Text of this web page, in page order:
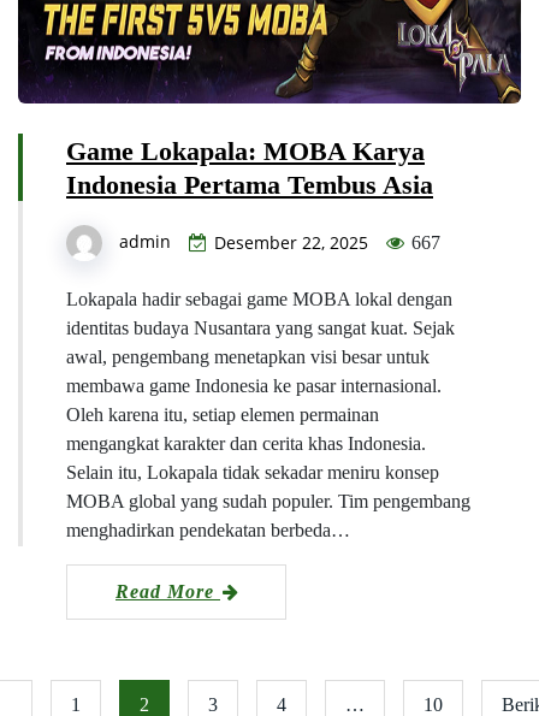
Game Lokapala: MOBA Karya
Indonesia Pertama Tembus Asia
admin Desember 22, 2025 667
Lokapala hadir sebagai game MOBA lokal dengan
identitas budaya Nusantara yang sangat kuat. Sejak
awal, pengembang menetapkan visi besar untuk
membawa game Indonesia ke pasar internasional.
Oleh karena itu, setiap elemen permainan
mengangkat karakter dan cerita khas Indonesia.
Selain itu, Lokapala tidak sekadar meniru konsep
MOBA global yang sudah populer. Tim pengembang
menghadirkan pendekatan berbeda…
Read More
1 2 3 4 … 10